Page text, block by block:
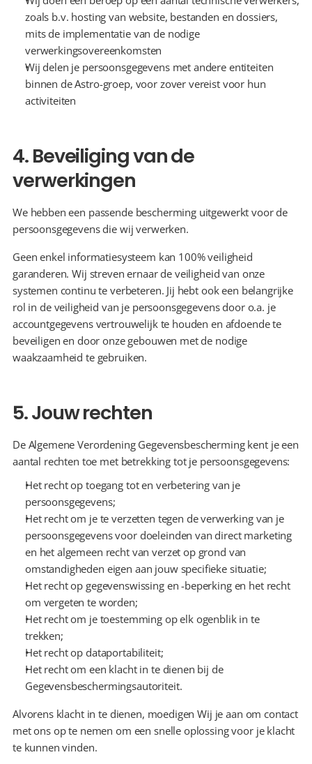
zoals b.v. hosting van website, bestanden en dossiers,
mits de implementatie van de nodige
verwerkingsovereenkomsten
Wij delen je persoonsgegevens met andere entiteiten
binnen de Astro-groep, voor zover vereist voor hun
activiteiten
4. Beveiliging van de
verwerkingen
We hebben een passende bescherming uitgewerkt voor de
persoonsgegevens die wij verwerken.
Geen enkel informatiesysteem kan 100% veiligheid
garanderen. Wij streven ernaar de veiligheid van onze
systemen continu te verbeteren. Jij hebt ook een belangrijke
rol in de veiligheid van je persoonsgegevens door o.a. je
accountgegevens vertrouwelijk te houden en afdoende te
beveiligen en door onze gebouwen met de nodige
waakzaamheid te gebruiken.
5. Jouw rechten
De Algemene Verordening Gegevensbescherming kent je een
aantal rechten toe met betrekking tot je persoonsgegevens:
Het recht op toegang tot en verbetering van je
persoonsgegevens;
Het recht om je te verzetten tegen de verwerking van je
persoonsgegevens voor doeleinden van direct marketing
en het algemeen recht van verzet op grond van
omstandigheden eigen aan jouw specifieke situatie;
Het recht op gegevenswissing en -beperking en het recht
om vergeten te worden;
Het recht om je toestemming op elk ogenblik in te
trekken;
Het recht op dataportabiliteit;
Het recht om een klacht in te dienen bij de
Gegevensbeschermingsautoriteit.
Alvorens klacht in te dienen, moedigen Wij je aan om contact
met ons op te nemen om een snelle oplossing voor je klacht
te kunnen vinden.